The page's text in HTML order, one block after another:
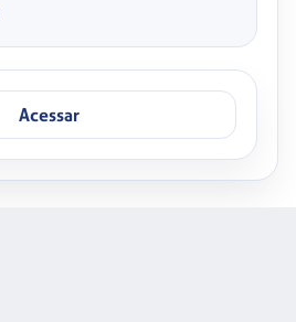
Acessar